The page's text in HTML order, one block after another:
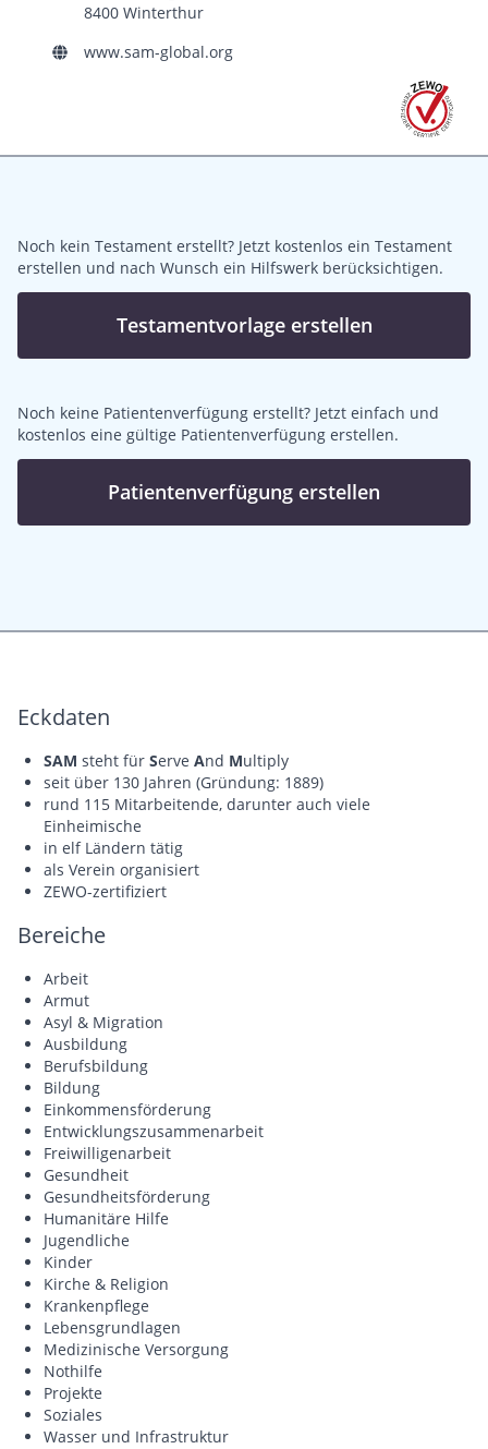
8400 Winterthur
www.sam-global.org
Noch kein Testament erstellt? Jetzt kostenlos ein Testament
erstellen und nach Wunsch ein Hilfswerk berücksichtigen.
Testamentvorlage erstellen
Noch keine Patientenverfügung erstellt? Jetzt einfach und
kostenlos eine gültige Patientenverfügung erstellen.
Patientenverfügung erstellen
Eckdaten
SAM steht für Serve And Multiply
seit über 130 Jahren (Gründung: 1889)
rund 115 Mitarbeitende, darunter auch viele
Einheimische
in elf Ländern tätig
als Verein organisiert
ZEWO-zertifiziert
Bereiche
Arbeit
Armut
Asyl & Migration
Ausbildung
Berufsbildung
Bildung
Einkommensförderung
Entwicklungszusammenarbeit
Freiwilligenarbeit
Gesundheit
Gesundheitsförderung
Humanitäre Hilfe
Jugendliche
Kinder
Kirche & Religion
Krankenpflege
Lebensgrundlagen
Medizinische Versorgung
Nothilfe
Projekte
Soziales
Wasser und Infrastruktur